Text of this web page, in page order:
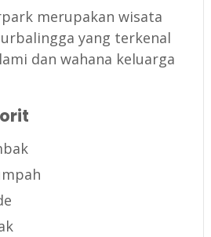
merupakan wisata
yang terkenal
dan wahana keluarga